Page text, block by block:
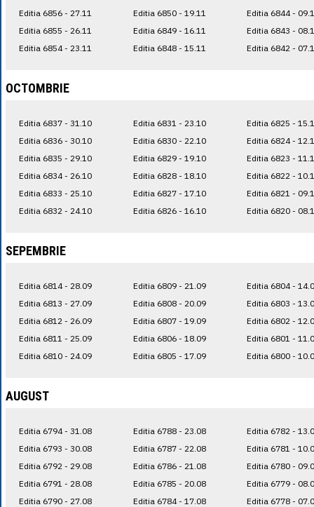
Editia 6856 - 27.11
Editia 6855 - 26.11
Editia 6854 - 23.11
Editia 6850 - 19.11
Editia 6849 - 16.11
Editia 6848 - 15.11
Editia 6844 -
Editia 6843 -
Editia 6842 -
OCTOMBRIE
Editia 6837 - 31.10
Editia 6836 - 30.10
Editia 6835 - 29.10
Editia 6834 - 26.10
Editia 6833 - 25.10
Editia 6832 - 24.10
Editia 6831 - 23.10
Editia 6830 - 22.10
Editia 6829 - 19.10
Editia 6828 - 18.10
Editia 6827 - 17.10
Editia 6826 - 16.10
Editia 6825 -
Editia 6824 -
Editia 6823 -
Editia 6822 -
Editia 6821 -
Editia 6820 -
SEPEMBRIE
Editia 6814 - 28.09
Editia 6813 - 27.09
Editia 6812 - 26.09
Editia 6811 - 25.09
Editia 6810 - 24.09
Editia 6809 - 21.09
Editia 6808 - 20.09
Editia 6807 - 19.09
Editia 6806 - 18.09
Editia 6805 - 17.09
Editia 6804 -
Editia 6803 -
Editia 6802 -
Editia 6801 -
Editia 6800 -
AUGUST
Editia 6794 - 31.08
Editia 6793 - 30.08
Editia 6792 - 29.08
Editia 6791 - 28.08
Editia 6790 - 27.08
Editia 6788 - 23.08
Editia 6787 - 22.08
Editia 6786 - 21.08
Editia 6785 - 20.08
Editia 6784 - 17.08
Editia 6782 -
Editia 6781 -
Editia 6780 -
Editia 6779 -
Editia 6778 -